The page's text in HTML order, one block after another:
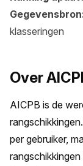
klasseringen
Over
AICPB is de
per gebruiker,